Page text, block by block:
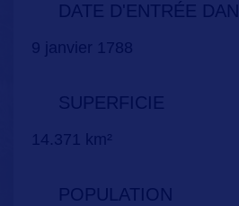
DATE D'ENTRÉE
9 janvier 1788
SUPERFICIE
14.371 km²
POPULATION